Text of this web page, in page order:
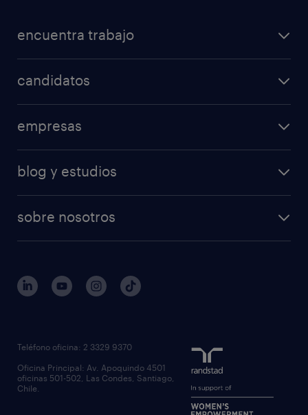
encuentra trabajo
retail
tiempo completo
candidatos
áreas de especializacion
professional
empresas
operational
servicios transitorios
executive search
inclusión laboral
blog y estudios
sobre nosotros
gobierno corporativo
contáctanos
regístrate candidato
Teléfono oficina: 2 3329 9370
Oficina Principal: Av. Apoquindo 4501
oficinas 501-502, Las Condes, Santiago,
Chile.